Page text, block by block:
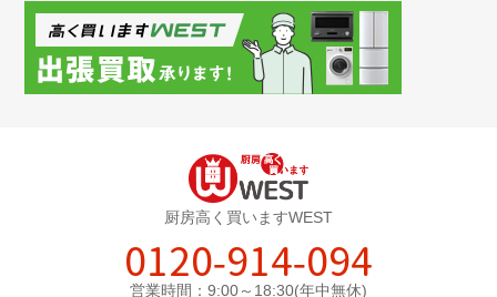
厨房高く買いますWEST
0120-914-094
営業時間：9:00～18:30(年中無休)